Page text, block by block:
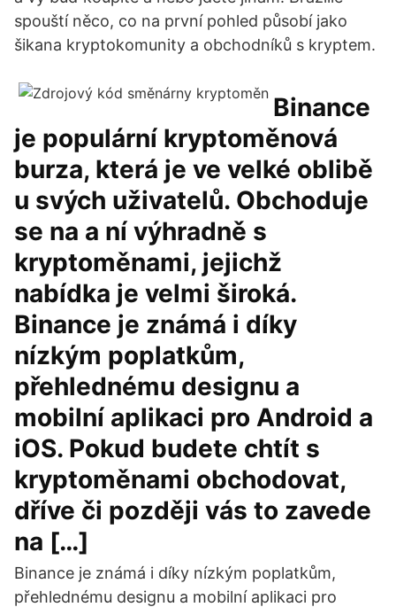
spouští něco, co na první pohled působí jako
šikana kryptokomunity a obchodníků s kryptem.
Binance
je populární kryptoměnová
burza, která je ve velké oblibě
u svých uživatelů. Obchoduje
se na a ní výhradně s
kryptoměnami, jejichž
nabídka je velmi široká.
Binance je známá i díky
nízkým poplatkům,
přehlednému designu a
mobilní aplikaci pro Android a
iOS. Pokud budete chtít s
kryptoměnami obchodovat,
dříve či později vás to zavede
na […]
Binance je známá i díky nízkým poplatkům,
přehlednému designu a mobilní aplikaci pro